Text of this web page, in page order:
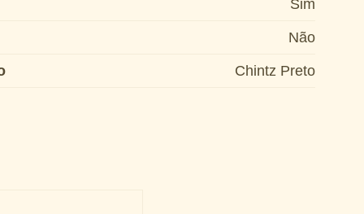
Sim
Não
Chintz Preto